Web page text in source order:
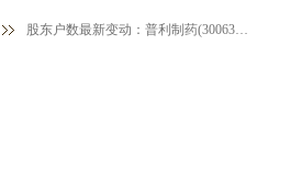
股东户数最新变动：普利制药(300630)股东户数3.7万户，较上期减少9.31%